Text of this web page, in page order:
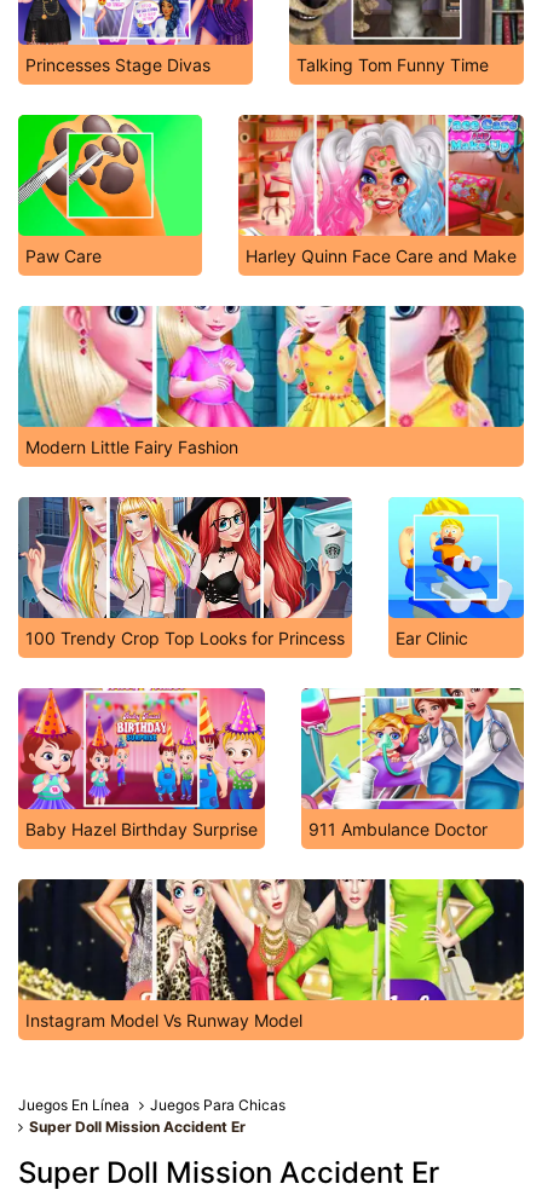
Princesses Stage Divas Talking Tom Funny Time
Paw Care Harley Quinn Face Care and Make
Modern Little Fairy Fashion
100 Trendy Crop Top Looks for Princess Ear Clinic
Baby Hazel Birthday Surprise 911 Ambulance Doctor
Instagram Model Vs Runway Model
Juegos En Línea
Juegos Para Chicas
Super Doll Mission Accident Er
Super Doll Mission Accident Er